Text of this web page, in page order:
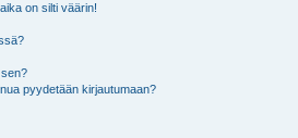
on silti väärin!
pyydetään kirjautumaan?